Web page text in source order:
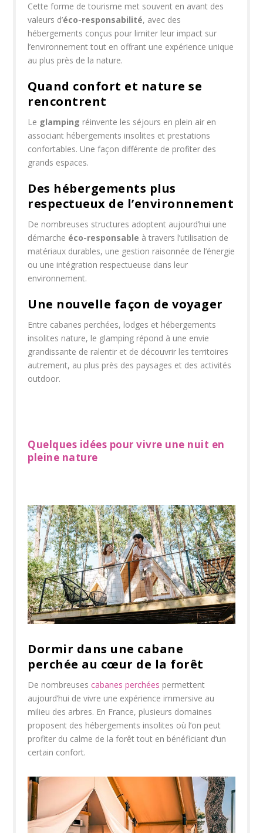
Cette forme de tourisme met souvent en avant des
valeurs d’éco-responsabilité, avec des
hébergements conçus pour limiter leur impact sur
l’environnement tout en offrant une expérience unique
au plus près de la nature.
Quand confort et nature se
rencontrent
Le glamping réinvente les séjours en plein air en
associant hébergements insolites et prestations
confortables. Une façon différente de profiter des
grands espaces.
Des hébergements plus
respectueux de l’environnement
De nombreuses structures adoptent aujourd’hui une
démarche éco-responsable à travers l’utilisation de
matériaux durables, une gestion raisonnée de l’énergie
ou une intégration respectueuse dans leur
environnement.
Une nouvelle façon de voyager
Entre cabanes perchées, lodges et hébergements
insolites nature, le glamping répond à une envie
grandissante de ralentir et de découvrir les territoires
autrement, au plus près des paysages et des activités
outdoor.
Quelques idées pour vivre une nuit en
pleine nature
Dormir dans une cabane
perchée au cœur de la forêt
De nombreusescabanes perchées permettent
aujourd’hui de vivre une expérience immersive au
milieu des arbres. En France, plusieurs domaines
proposent des hébergements insolites où l’on peut
profiter du calme de la forêt tout en bénéficiant d’un
certain confort.